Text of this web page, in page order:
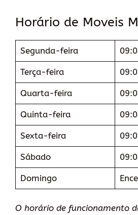
Horário de Moveis
Segunda-feira
Terça-feira
Quarta-feira
Quinta-feira
Sexta-feira
Sábado
Domingo
O horário de funcionamento